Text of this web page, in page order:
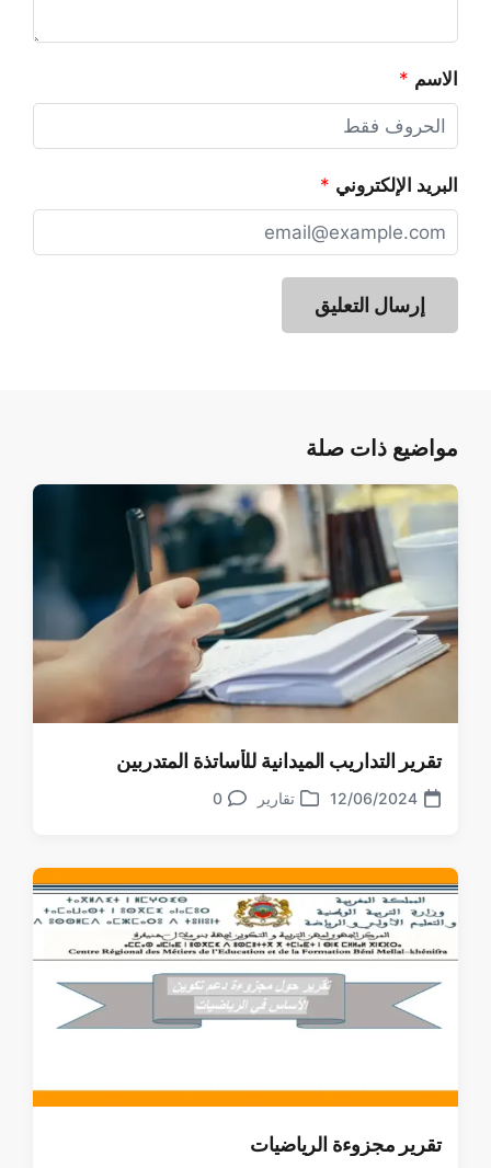
الاسم *
البريد الإلكتروني *
مواضيع ذات صلة
تقرير التداريب الميدانية للأساتذة المتدربين
تاريخ12/06/2024 نشرتقارير 0
تقرير مجزوءة الرياضيات